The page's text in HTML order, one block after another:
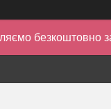
безкоштовно